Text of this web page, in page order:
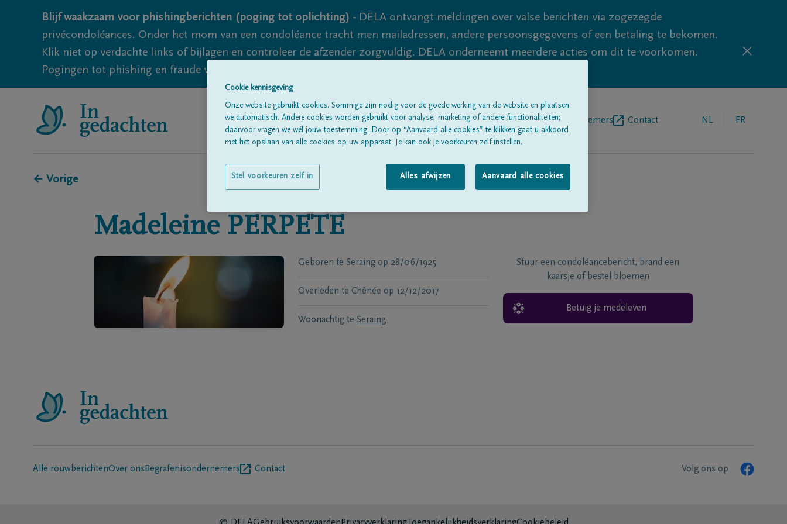
Blijf waakzaam voor phishingberichten (poging tot oplichting) - DELA ontvangt meldingen over valse berichten via zogezegde
privécondoléances. Onder het mom van een condoléance tracht men mailadressen, andere persoonsgegevens of een betaling te bekomen.
Klik niet op verdachte links of bijlagen en controleer de afzender zorgvuldig. DELA onderneemt meerdere acties om dit te voorkomen.
Pogingen tot phishing en fraude vallen echter nooit volledig uit te sluiten, dus blijf waakzaam.
Alle rouwberichten Over onsBegrafenisondernemers Contact NL FR
← Vorige
Madeleine PERPETE
Geboren te Seraing op 28/06/1925
Overleden te Chênée op 12/12/2017
Woonachtig te Seraing
Stuur een condoléancebericht, brand een
kaarsje of bestel bloemen
Betuig je medeleven
Alle rouwberichtenOver ons Begrafenisondernemers Contact Volg ons op
Cookie kennisgeving
Onze website gebruikt cookies. Sommige zijn nodig voor de goede werking van de website en plaatsen
we automatisch. Andere cookies worden gebruikt voor analyse, marketing of andere functionaliteiten;
daarvoor vragen we wél jouw toestemming. Door op “Aanvaard alle cookies” te klikken gaat u akkoord
met het opslaan van alle cookies op uw apparaat. Je kan ook je voorkeuren zelf instellen.
Alles afwijzen Aanvaard alle cookies
Stel voorkeuren zelf in